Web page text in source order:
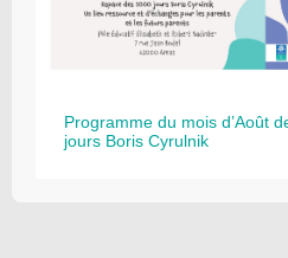
Programme du mois d’Août
jours Boris Cyrulnik